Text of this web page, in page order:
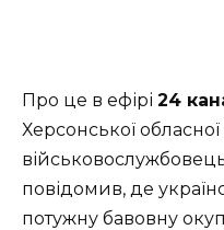
Про це в ефірі 24
Херсонської
повідомив, де
потужну бавовну